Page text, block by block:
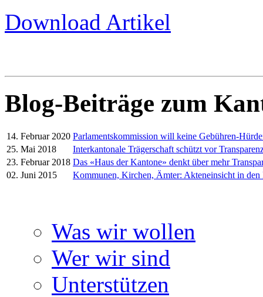
Download Artikel
Blog-Beiträge zum
14. Februar 2020 Parlamentskommission will keine Gebühren-
25. Mai 2018
Interkantonale Trägerschaft schützt vor
23. Februar 2018 Das «Haus der Kantone» denkt über mehr
02. Juni 2015
Kommunen, Kirchen, Ämter: Akteneinsicht in den
Was wir wollen
Wer wir sind
Unterstützen